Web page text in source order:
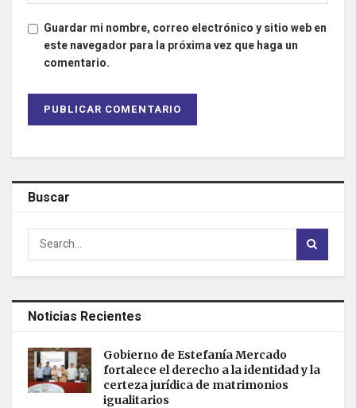
Guardar mi nombre, correo electrónico y sitio web en
este navegador para la próxima vez que haga un
comentario.
Buscar
Noticias Recientes
Gobierno de Estefanía Mercado
fortalece el derecho a la identidad y la
certeza jurídica de matrimonios
igualitarios